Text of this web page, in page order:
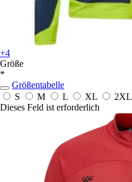
+4
Größe
*
Größentabelle
S
M L XL 2XL
Dieses Feld ist erforderlich